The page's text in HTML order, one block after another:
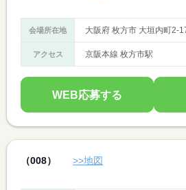
会場所在地 大阪府 枚方市 大垣内町2-
アクセス 京阪本線 枚方市駅
WEB応募する
（008） >>地図